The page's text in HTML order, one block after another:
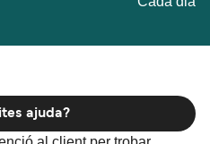
ajuda?